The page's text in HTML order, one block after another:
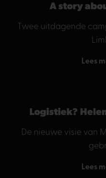
A story
Twee uitdagende
Lees
Logistiek?
De nieuwe visie van
Lees